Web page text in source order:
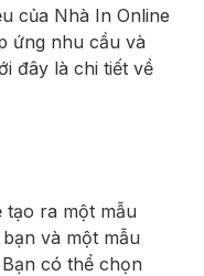
của Nhà In Online
ứng nhu cầu và
đây là chi tiết về
tạo ra một mẫu
và một mẫu
có thể chọn